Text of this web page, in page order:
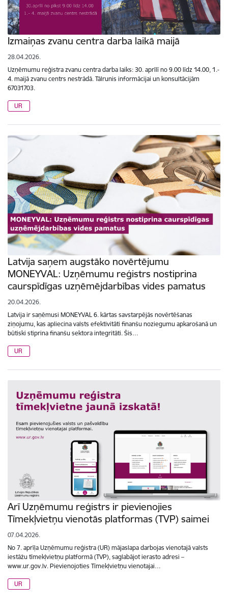
Izmaiņas zvanu centra darba laikā maijā
28.04.2026.
Uzņēmumu reģistra zvanu centra darba laiks: 30. aprīlī no 9.00 līdz 14.00, 1.-
4. maijā zvanu centrs nestrādā. Tālrunis informācijai un konsultācijām
67031703.
UR
Latvija saņem augstāko novērtējumu
MONEYVAL: Uzņēmumu reģistrs nostiprina
caurspīdīgas uzņēmējdarbības vides pamatus
20.04.2026.
Latvija ir saņēmusi MONEYVAL 6. kārtas savstarpējās novērtēšanas
ziņojumu, kas apliecina valsts efektivitāti finanšu noziegumu apkarošanā un
būtiski stiprina finanšu sektora integritāti. Šis…
UR
Arī Uzņēmumu reģistrs ir pievienojies
Tīmekļvietņu vienotās platformas (TVP) saimei
07.04.2026.
No 7. aprīļa Uzņēmumu reģistra (UR) mājaslapa darbojas vienotajā valsts
iestāžu tīmekļvietņu platformā (TVP), saglabājot ierasto adresi –
www.ur.gov.lv. Pievienojoties Tīmekļvietņu vienotajai…
UR